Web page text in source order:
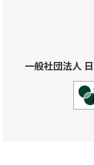
一般社団法人